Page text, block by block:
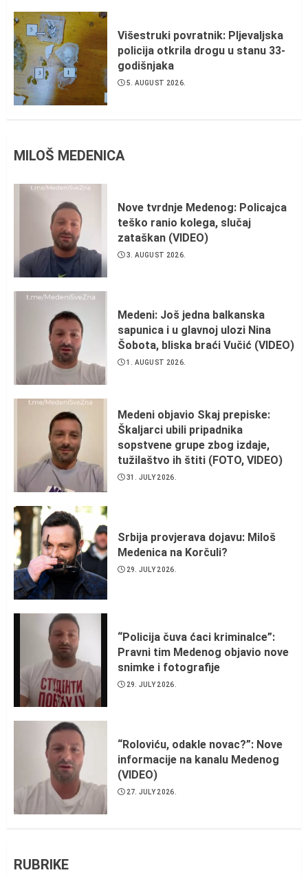
Višestruki povratnik: Pljevaljska
policija otkrila drogu u stanu 33-
godišnjaka
5. AUGUST 2026.
MILOŠ MEDENICA
Nove tvrdnje Medenog: Policajca
teško ranio kolega, slučaj
zataškan (VIDEO)
3. AUGUST 2026.
Medeni: Još jedna balkanska
sapunica i u glavnoj ulozi Nina
Šobota, bliska braći Vučić (VIDEO)
1. AUGUST 2026.
Medeni objavio Skaj prepiske:
Škaljarci ubili pripadnika
sopstvene grupe zbog izdaje,
tužilaštvo ih štiti (FOTO, VIDEO)
31. JULY 2026.
Srbija provjerava dojavu: Miloš
Medenica na Korčuli?
29. JULY 2026.
“Policija čuva ćaci kriminalce”:
Pravni tim Medenog objavio nove
snimke i fotografije
29. JULY 2026.
“Roloviću, odakle novac?”: Nove
informacije na kanalu Medenog
(VIDEO)
27. JULY 2026.
RUBRIKE